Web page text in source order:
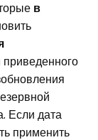
в
Если дата
применить